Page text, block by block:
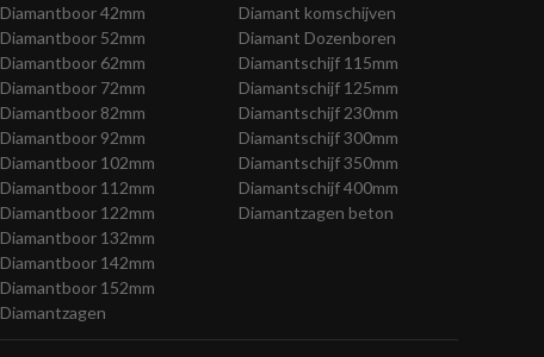
Diamantboor 42mm
Diamantboor 52mm
Diamantboor 62mm
Diamantboor 72mm
Diamantboor 82mm
Diamantboor 92mm
Diamantboor 102mm
Diamantboor 112mm
Diamantboor 122mm
Diamantboor 132mm
Diamantboor 142mm
Diamantboor 152mm
Diamantzagen
Diamant komschijven
Diamant Dozenboren
Diamantschijf 115mm
Diamantschijf 125mm
Diamantschijf 230mm
Diamantschijf 300mm
Diamantschijf 350mm
Diamantschijf 400mm
Diamantzagen beton